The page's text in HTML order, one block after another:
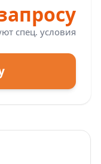
спец. условия